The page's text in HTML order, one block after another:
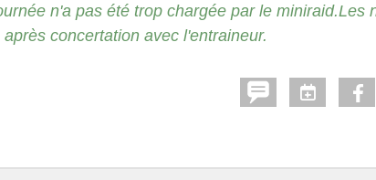
n'a pas été trop chargée par le
concertation avec l'entraineur.